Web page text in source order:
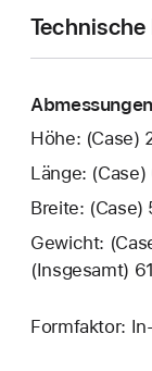
Technische
Höhe: (Case)
Länge:
Breite: (Case)
Gewicht:
(Insgesamt)
Formfaktor: